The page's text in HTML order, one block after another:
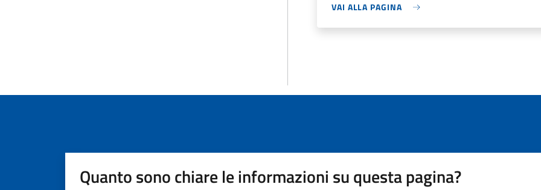
VAI ALLA PAGINA
Quanto sono chiare le informazioni su questa pagina?